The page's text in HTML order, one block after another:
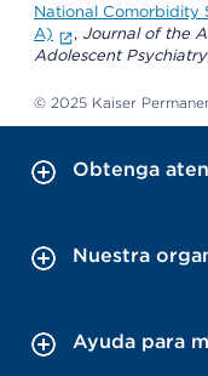
National Comorbidity
A)
, Journal of the
Adolescent Psychiatry
© 2025 Kaiser
Obtenga
Nuestra
Ayuda para